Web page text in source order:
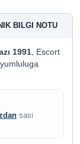
BILGI NOTU
1991, Escort
sasi